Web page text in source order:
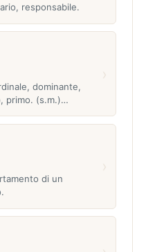
responsabile.
dominante,
primo. (s.m.)…
di un